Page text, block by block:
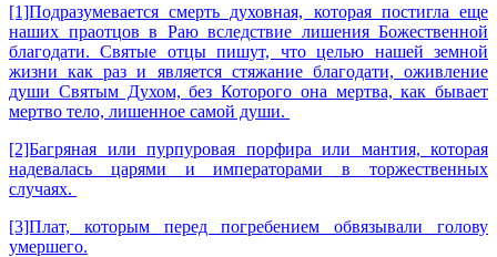
[1]Подразумевается смерть духовная, которая постигла еще
наших праотцов в Раю вследствие лишения Божественной
благодати. Святые отцы пишут, что целью нашей земной
жизни как раз и является стяжание благодати, оживление
души Святым Духом, без Которого она мертва, как бывает
мертво тело, лишенное самой души.
[2]Багряная или пурпуровая порфира или мантия, которая
надевалась царями и императорами в торжественных
случаях.
[3]Плат, которым перед погребением обвязывали голову
умершего.